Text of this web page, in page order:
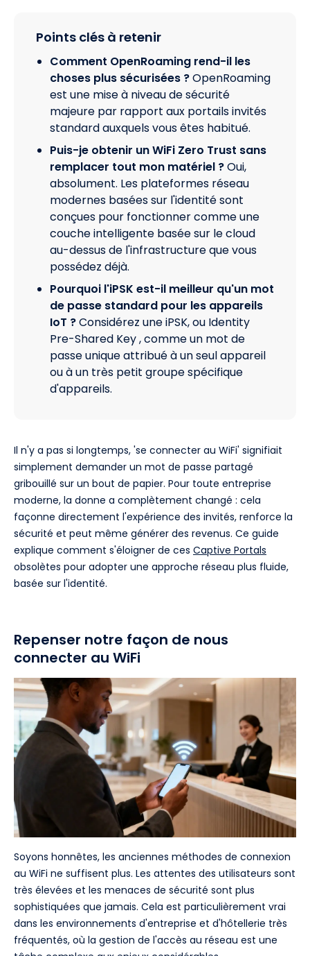
Points clés à retenir
Comment OpenRoaming rend-il les
choses plus sécurisées ?OpenRoaming
est une mise à niveau de sécurité
majeure par rapport aux portails invités
standard auxquels vous êtes habitué.
Puis-je obtenir un WiFi Zero Trust sans
remplacer tout mon matériel ?Oui,
absolument. Les plateformes réseau
modernes basées sur l'identité sont
conçues pour fonctionner comme une
couche intelligente basée sur le cloud
au-dessus de l'infrastructure que vous
possédez déjà.
Pourquoi l'iPSK est-il meilleur qu'un mot
de passe standard pour les appareils
IoT ?Considérez une iPSK, ou Identity
Pre-Shared Key , comme un mot de
passe unique attribué à un seul appareil
ou à un très petit groupe spécifique
d'appareils.
Il n'y a pas si longtemps, 'se connecter au WiFi' signifiait
simplement demander un mot de passe partagé
gribouillé sur un bout de papier. Pour toute entreprise
moderne, la donne a complètement changé : cela
façonne directement l'expérience des invités, renforce la
sécurité et peut même générer des revenus. Ce guide
explique comment s'éloigner de ces Captive Portals
obsolètes pour adopter une approche réseau plus fluide,
basée sur l'identité.
Repenser notre façon de nous
connecter au WiFi
Soyons honnêtes, les anciennes méthodes de connexion
au WiFi ne suffisent plus. Les attentes des utilisateurs sont
très élevées et les menaces de sécurité sont plus
sophistiquées que jamais. Cela est particulièrement vrai
dans les environnements d'entreprise et d'hôtellerie très
fréquentés, où la gestion de l'accès au réseau est une